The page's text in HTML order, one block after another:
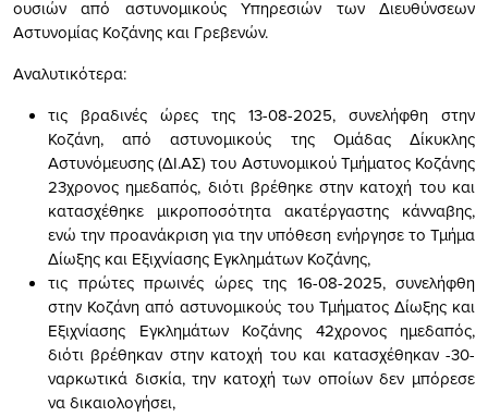
ουσιών από αστυνομικούς Υπηρεσιών των Διευθύνσεων
Αστυνομίας Κοζάνης και Γρεβενών.
Αναλυτικότερα:
τις βραδινές ώρες της 13-08-2025, συνελήφθη στην
Κοζάνη, από αστυνομικούς της Ομάδας Δίκυκλης
Αστυνόμευσης (ΔΙ.ΑΣ) του Αστυνομικού Τμήματος Κοζάνης
23χρονος ημεδαπός, διότι βρέθηκε στην κατοχή του και
κατασχέθηκε μικροποσότητα ακατέργαστης κάνναβης,
ενώ την προανάκριση για την υπόθεση ενήργησε το Τμήμα
Δίωξης και Εξιχνίασης Εγκλημάτων Κοζάνης,
τις πρώτες πρωινές ώρες της 16-08-2025, συνελήφθη
στην Κοζάνη από αστυνομικούς του Τμήματος Δίωξης και
Εξιχνίασης Εγκλημάτων Κοζάνης 42χρονος ημεδαπός,
διότι βρέθηκαν στην κατοχή του και κατασχέθηκαν -30-
ναρκωτικά δισκία, την κατοχή των οποίων δεν μπόρεσε
να δικαιολογήσει,